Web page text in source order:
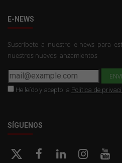
E-NEWS
Suscríbete a nuestro e-news para
nuestros nuevos lanzamientos
He leído y acepto la Política de
SÍGUENOS